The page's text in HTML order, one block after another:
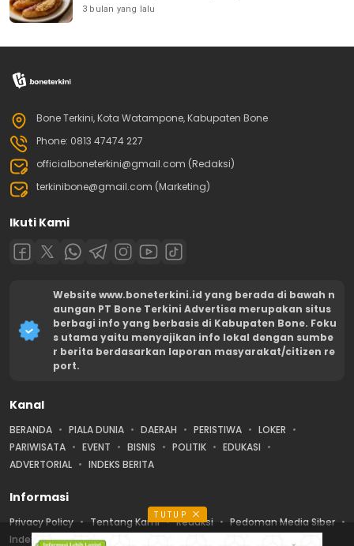
3 bulan yang lalu
Bone Terkini, Kota Watampone, Kabupaten Bone
Phone: 0813 47474 227
officialboneterkini@gmail.com (Redaksi)
terkinibone@gmail.com (Marketing)
Ikuti Kami
Website www.boneterkini.id yang berada di bawah n
aungan PT Bone Terkini Advertisa merupakan situs
berbagi info yang berbasis di Kabupaten Bone. Foku
s utama yaitu menyajikan info lokal dengan sumbe
r berita berdasarkan laporan masyarakat/citizen re
port.
Kanal
BERANDA PIALA DUNIA DAERAH PERISTIWA
LOKER
PARIWISATA
EVENT BISNIS POLITIK
EDUKASI
ADVERTORIAL
INDEKS BERITA
Informasi
Privacy Policy Tentang Kami Redaksi
Pedoman Media Siber
Indeks Berita
Karir
TUTUP